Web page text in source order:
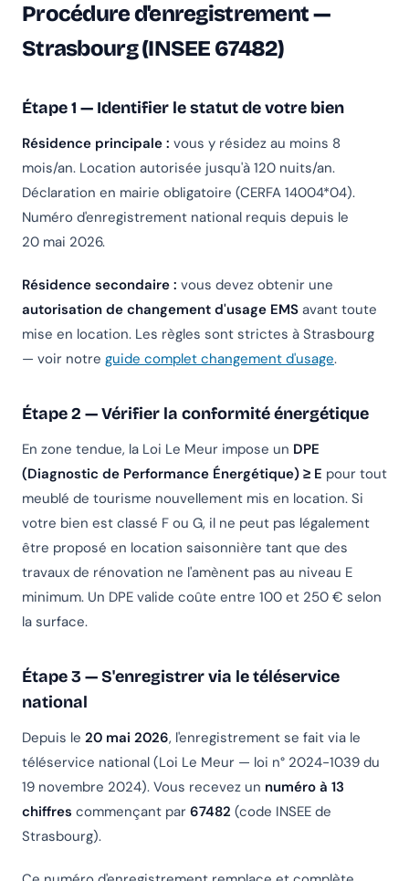
Procédure d'enregistrement —
Strasbourg (INSEE 67482)
Étape 1 — Identifier le statut de votre bien
Résidence principale : vous y résidez au moins 8
mois/an. Location autorisée jusqu'à 120 nuits/an.
Déclaration en mairie obligatoire (CERFA 14004*04).
Numéro d'enregistrement national requis depuis le
20 mai 2026.
Résidence secondaire : vous devez obtenir une
autorisation de changement d'usage EMS avant toute
mise en location. Les règles sont strictes à Strasbourg
— voir notre guide complet changement d'usage.
Étape 2 — Vérifier la conformité énergétique
En zone tendue, la Loi Le Meur impose un DPE
(Diagnostic de Performance Énergétique) ≥ E pour tout
meublé de tourisme nouvellement mis en location. Si
votre bien est classé F ou G, il ne peut pas légalement
être proposé en location saisonnière tant que des
travaux de rénovation ne l'amènent pas au niveau E
minimum. Un DPE valide coûte entre 100 et 250 € selon
la surface.
Étape 3 — S'enregistrer via le téléservice
national
Depuis le 20 mai 2026, l'enregistrement se fait via le
téléservice national (Loi Le Meur — loi n° 2024-1039 du
19 novembre 2024). Vous recevez un numéro à 13
chiffres commençant par 67482 (code INSEE de
Strasbourg).